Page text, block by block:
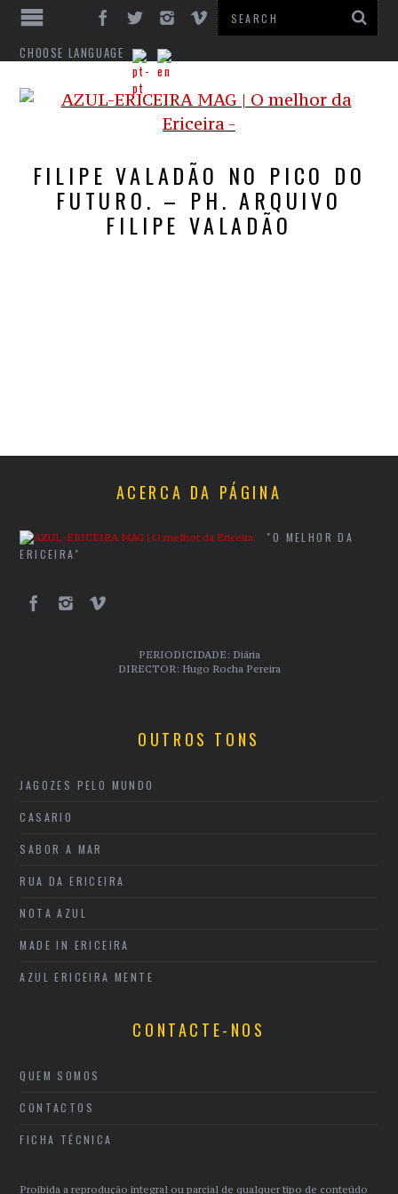
CHOOSE LANGUAGE
FILIPE VALADÃO NO PICO DO
FUTURO. – PH. ARQUIVO
FILIPE VALADÃO
ACERCA DA PÁGINA
"O MELHOR DA
ERICEIRA"
PERIODICIDADE: Diária
DIRECTOR: Hugo Rocha Pereira
OUTROS TONS
JAGOZES PELO MUNDO
CASARIO
SABOR A MAR
RUA DA ERICEIRA
NOTA AZUL
MADE IN ERICEIRA
AZUL ERICEIRA MENTE
CONTACTE-NOS
QUEM SOMOS
CONTACTOS
FICHA TÉCNICA
Proibida a reprodução integral ou parcial de qualquer tipo de conteúdo